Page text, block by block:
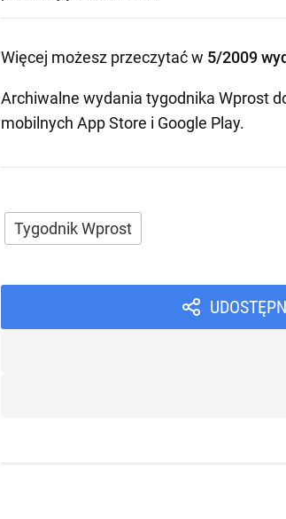
Więcej możesz przeczytać w 5/2009
Archiwalne wydania tygodnika Wprost
mobilnych App Store i Google Play.
Tygodnik Wprost